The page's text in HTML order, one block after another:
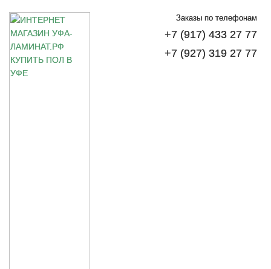
Заказы по телефонам
+7 (917) 433 27 77
+7 (927) 319 27 77